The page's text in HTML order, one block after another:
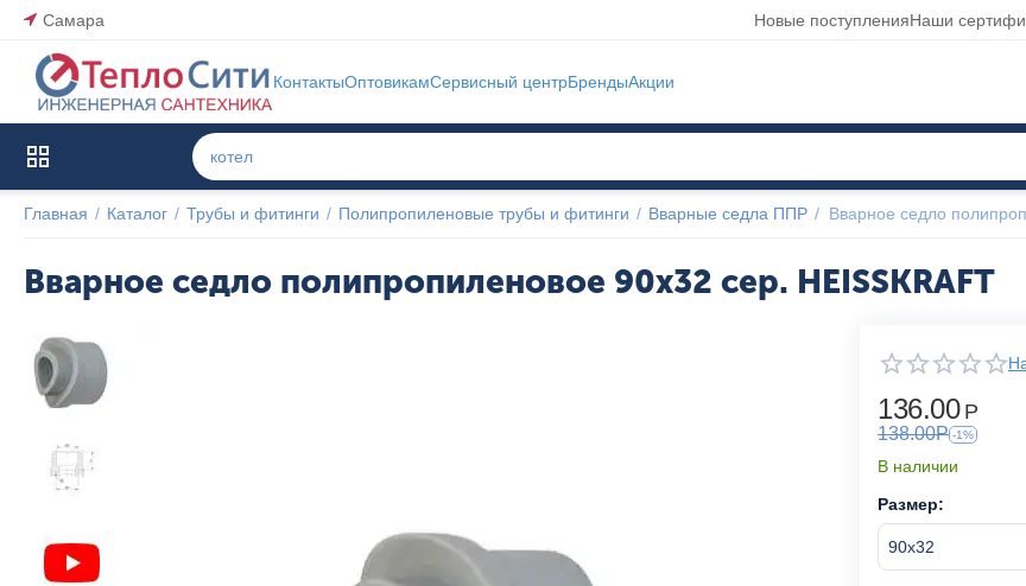
Самара Новые поступленияНаши
КонтактыОптовикамСервисный центрБрендыАкции
Главная / Каталог / Трубы и фитинги / Полипропиленовые трубы и фитинги / Вварные седла ППР / Вварное седло
Вварное седло полипропиленовое 90x32 сер. HEISSKRAFT
Популярный
136.00 Р
138.00Р -1%
В наличии
Размер: